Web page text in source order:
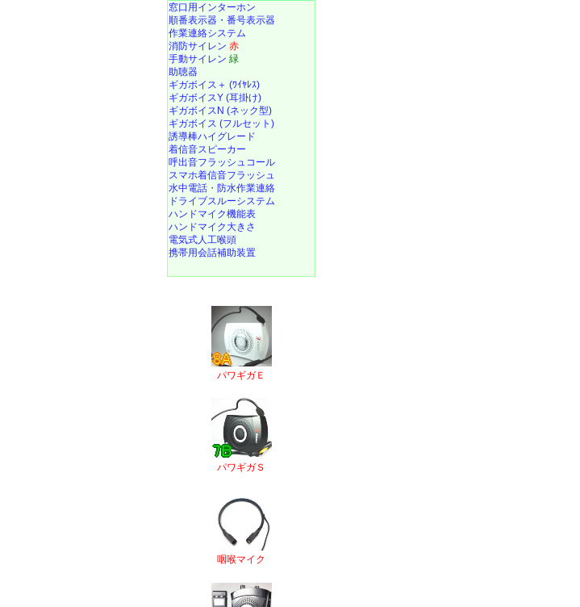
窓口用インターホン
順番表示器・番号表示器
作業連絡システム
消防サイレン 赤
手動サイレン 緑
助聴器
ギガボイス＋ (ﾜｲﾔﾚｽ)
ギガボイスY (耳掛け)
ギガボイスN (ネック型)
ギガボイス (フルセット)
誘導棒ハイグレード
着信音スピーカー
呼出音フラッシュコール
スマホ着信音フラッシュ
水中電話 ・ 防水作業連絡
ドライブスルーシステム
ハンドマイク機能表
ハンドマイク大きさ
電気式人工喉頭
携帯用会話補助装置
パワギガＥ
パワギガＳ
咽喉マイク